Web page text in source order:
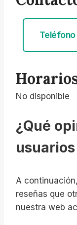
Teléfono
No disponible
¿Qué
A
reseñas que
nuestra web